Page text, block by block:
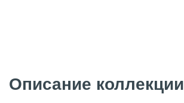
Описание коллекции